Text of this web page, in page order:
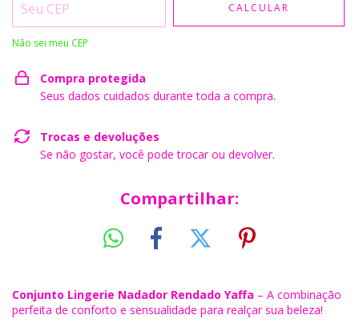
CALCULAR
Não sei meu CEP
Compra protegida
Seus dados cuidados durante toda a compra.
Trocas e devoluções
Se não gostar, você pode trocar ou devolver.
Compartilhar:
Conjunto Lingerie Nadador Rendado Yaffa – A combinação
perfeita de conforto e sensualidade para realçar sua beleza!